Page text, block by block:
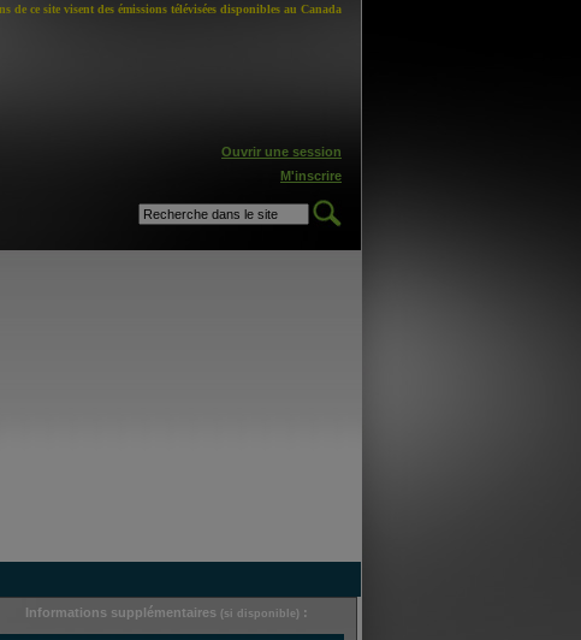
de ce site visent des émissions télévisées disponibles au Canada
Ouvrir une session
M'inscrire
Informations supplémentaires (si disponible) :